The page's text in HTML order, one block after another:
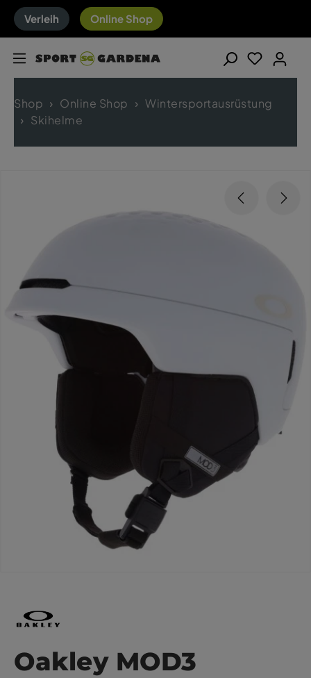
Verleih Online Shop
Shop Online Shop
Wintersportausrüstung
Skihelme
Oakley MOD3